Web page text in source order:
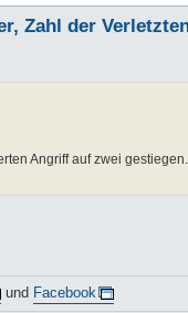
Zahl der
Angriff auf zwei gestiegen.
und Facebook